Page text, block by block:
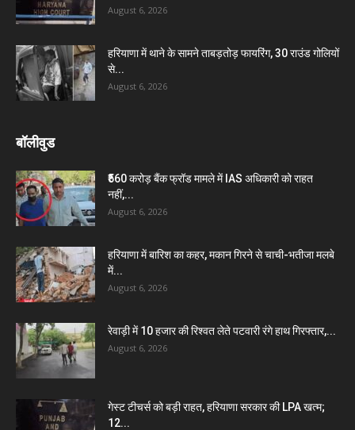
August 6, 2026
हरियाणा में थाने के सामने ताबड़तोड़ फायरिंग, 30 राउंड गोलियों
से...
August 6, 2026
बॉलीवुड
₹560 करोड़ बैंक फ्रॉड मामले में IAS अधिकारी को राहत
नहीं,...
August 6, 2026
हरियाणा में बारिश का कहर, मकान गिरने से चाची-भतीजा मलबे
में...
August 6, 2026
रेवाड़ी में 10 हजार की रिश्वत लेते पटवारी रंगे हाथ गिरफ्तार,...
August 6, 2026
गेस्ट टीचर्स को बड़ी राहत, हरियाणा सरकार की LPA खत्म;
12...